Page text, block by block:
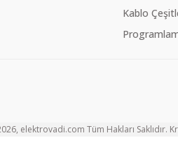
Kablo
elektrovadi.com Tüm Hakları Saklıdır.